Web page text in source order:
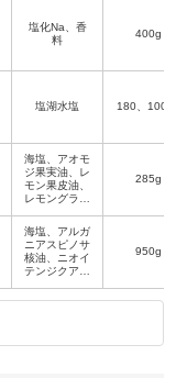
タリアンプー
リアソルト：
海塩、アルグ
ト：海塩ほか
塩化Na、香
料
400g
塩湖水塩 180、1000g
海塩、アオモ
ジ果実油、レ
モン果皮油、
レモングラス
テンジクアオ
イ花油、セイ
ヨウハッカ
油、トコフェ
ロール
285g
海塩、アルガ
ニアスピノサ
核油、ニオイ
テンジクアオ
950g